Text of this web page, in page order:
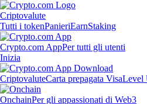
Criptovalute
Tutti i tokenPanieriEarnStaking
Crypto.com AppPer tutti gli utenti
Inizia
CriptovaluteCarta prepagata VisaLevel
OnchainPer gli appassionati di Web3